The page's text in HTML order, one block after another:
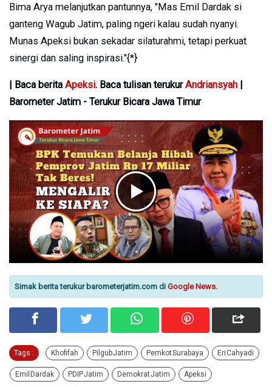
Bima Arya melanjutkan pantunnya, "Mas Emil Dardak si
ganteng Wagub Jatim, paling ngeri kalau sudah nyanyi.
Munas Apeksi bukan sekadar silaturahmi, tetapi perkuat
sinergi dan saling inspirasi."{*}
| Baca berita Apeksi. Baca tulisan terukurAndriansyah |
Barometer Jatim - Terukur Bicara Jawa Timur
Simak berita terukur barometerjatim.com di Google News.
Tags : Khofifah Pilgub Jatim Pemkot Surabaya Eri Cahyadi
Emil Dardak PDIP Jatim Demokrat Jatim Apeksi